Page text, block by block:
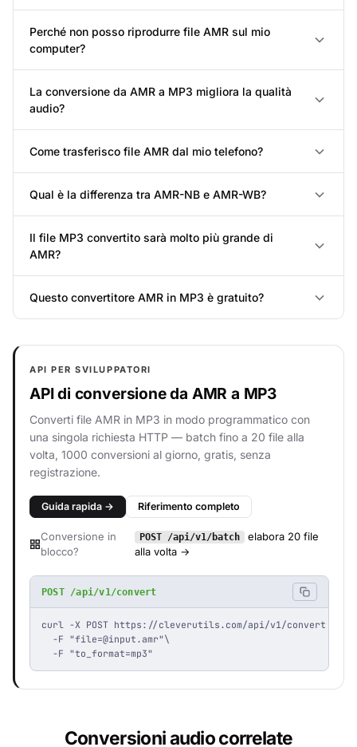
Perché non posso riprodurre file AMR sul mio
computer?
La conversione da AMR a MP3 migliora la qualità
audio?
Come trasferisco file AMR dal mio telefono?
Qual è la differenza tra AMR-NB e AMR-WB?
Il file MP3 convertito sarà molto più grande di
AMR?
Questo convertitore AMR in MP3 è gratuito?
API PER SVILUPPATORI
API di conversione da AMR a MP3
Converti file AMR in MP3 in modo programmatico con
una singola richiesta HTTP — batch fino a 20 file alla
volta, 1000 conversioni al giorno, gratis, senza
registrazione.
Guida rapida → Riferimento completo
Conversione in
blocco?
POST /api/v1/batch
elabora 20 file
alla volta →
POST /api/v1/convert
curl -X POST https://cleverutils.com/api/v1/convert \
  -F "
file=@input.amr"\
  -F "to_format=mp3"
Conversioni audio correlate